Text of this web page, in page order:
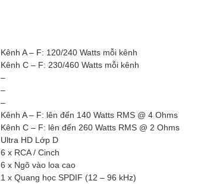
Kênh A – F: 120/240 Watts mỗi kênh
Kênh C – F: 230/460 Watts mỗi kênh
–
–
–
Kênh A – F: lên đến 140 Watts RMS @ 4 Ohms
Kênh C – F: lên đến 260 Watts RMS @ 2 Ohms
Ultra HD Lớp D
6 x RCA / Cinch
6 x Ngõ vào loa cao
1 x Quang học SPDIF (12 – 96 kHz)